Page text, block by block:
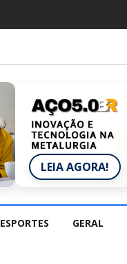
LEIA AGORA!
ESPORTES GERAL